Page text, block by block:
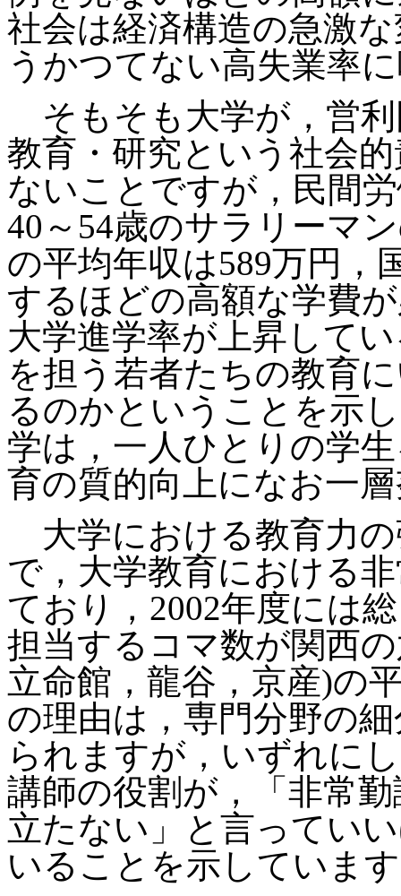
社会は経済構造の急激
うかつてない高失業率
そもそも大学が，営
教育・研究という社会
ないことですが，民間
40～54歳のサラリーマ
の平均年収は589万円，
するほどの高額な学費
大学進学率が上昇して
を担う若者たちの教育
るのかということを示
学は，一人ひとりの学
育の質的向上になお一
大学における教育力
で，大学教育における
ており，2002年度には
担当するコマ数が関西
立命館，龍谷，京産)の
の理由は，専門分野の
られますが，いずれに
講師の役割が，「非常
立たない」と言ってい
いることを示していま